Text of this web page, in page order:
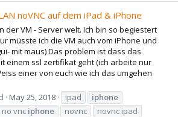
noVNC auf dem iPad & iPhone
der VM - Server welt. Ich bin so begiestert
müsste ich die VM auch vom iPhone und
mit maus) Das problem ist dass das
einem ssl zertifikat geht (ich arbeite nur
einer von euch wie ich das umgehen
May 25, 2018 ipad
iphone
no vnc iphone novnc
novnc ipad